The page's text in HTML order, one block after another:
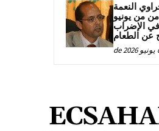
النعمة
من يونيو
الإضراب
عن الطعام